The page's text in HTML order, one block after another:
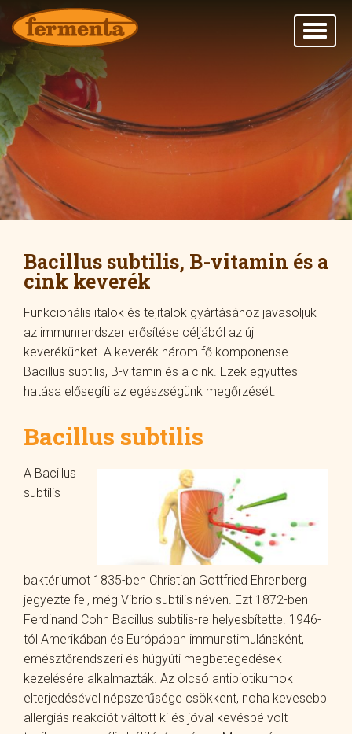
Bacillus subtilis, B-vitamin és a
cink keverék
Funkcionális italok és tejitalok gyártásához javasoljuk
az immunrendszer erősítése céljából az új
keverékünket. A keverék három fő komponense
Bacillus subtilis, B-vitamin és a cink. Ezek együttes
hatása elősegíti az egészségünk megőrzését.
Bacillus subtilis
A Bacillus
subtilis
baktériumot 1835-ben Christian Gottfried Ehrenberg
jegyezte fel, még Vibrio subtilis néven. Ezt 1872-ben
Ferdinand Cohn Bacillus subtilis-re helyesbítette. 1946-
tól Amerikában és Európában immunstimulánsként,
emésztőrendszeri és húgyúti megbetegedések
kezelésére alkalmazták. Az olcsó antibiotikumok
elterjedésével népszerűsége csökkent, noha kevesebb
allergiás reakciót váltott ki és jóval kevésbé volt